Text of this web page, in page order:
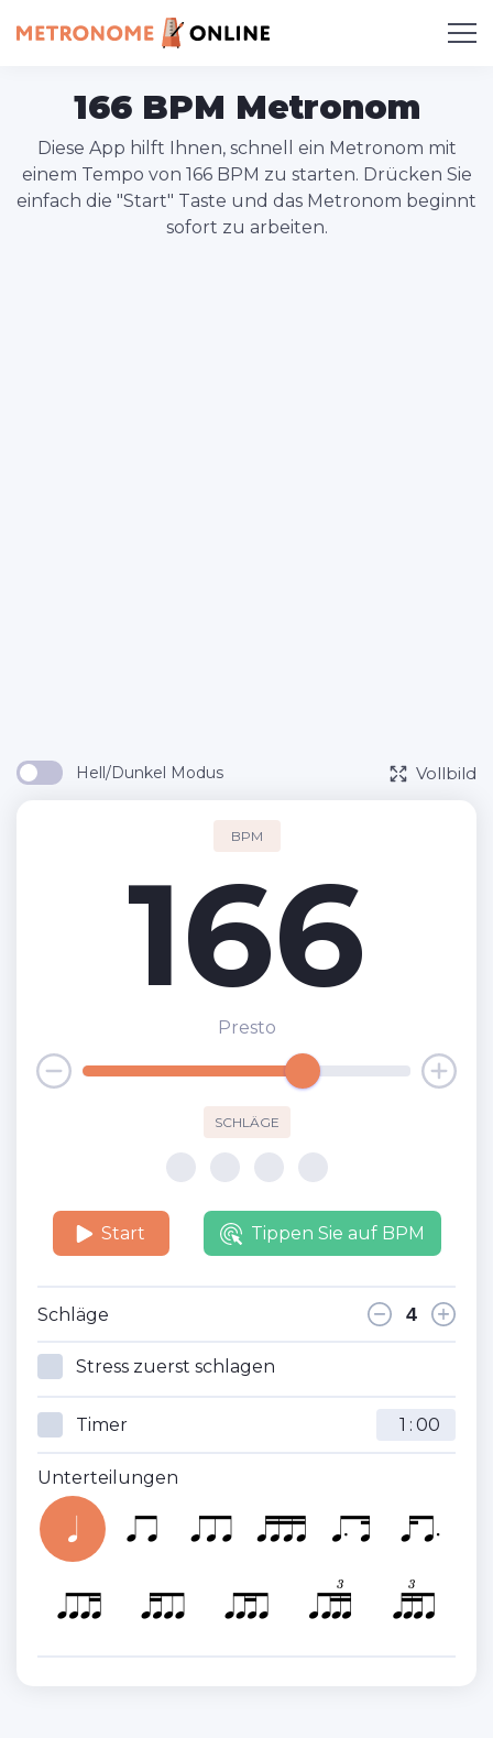
166 BPM Metronom
Diese App hilft Ihnen, schnell ein Metronom mit
einem Tempo von 166 BPM zu starten. Drücken Sie
einfach die "Start" Taste und das Metronom beginnt
sofort zu arbeiten.
Hell/Dunkel Modus Vollbild
BPM
166
Presto
SCHLÄGE
Start Tippen Sie auf BPM
Schläge
Stress zuerst schlagen
Timer :
Unterteilungen